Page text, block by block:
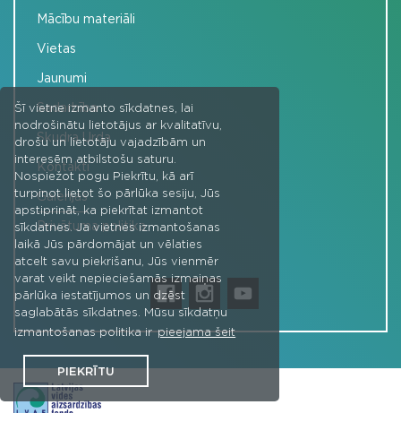
Šī vietne izmanto sīkdatnes, lai
nodrošinātu lietotājus ar kvalitatīvu,
drošu un lietotāju vajadzībām un
interesēm atbilstošu saturu.
Nospiežot pogu Piekrītu, kā arī
turpinot lietot šo pārlūka sesiju, Jūs
apstiprināt, ka piekrītat izmantot
sīkdatnes. Ja vietnes izmantošanas
laikā Jūs pārdomājat un vēlaties
atcelt savu piekrišanu, Jūs vienmēr
varat veikt nepieciešamās izmaiņas
pārlūka iestatījumos un dzēst
saglabātās sīkdatnes. Mūsu sīkdatņu
izmantošanas politika irpieejama šeit
PIEKRĪTU
Mācību materiāli
Vietas
Jaunumi
Sadarbība
Skudra Urda
Kontakti
Galerijas
Privātuma politika